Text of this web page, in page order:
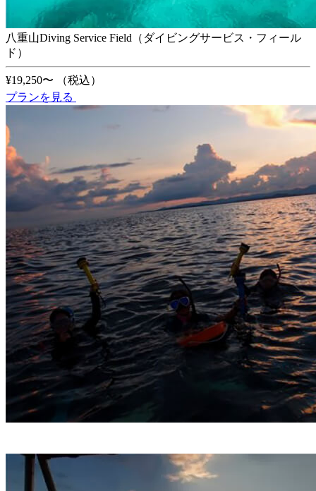
八重山Diving Service Field（ダイビングサービス・フィール
ド）
¥19,250〜
（税込）
プランを見る